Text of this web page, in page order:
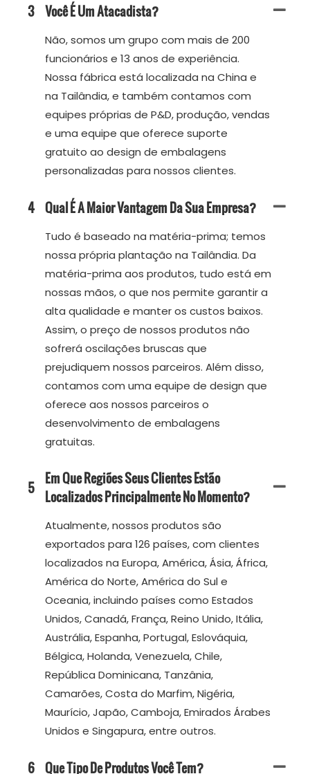
3 Você É Um Atacadista?
Não, somos um grupo com mais de 200
funcionários e 13 anos de experiência.
Nossa fábrica está localizada na China e
na Tailândia, e também contamos com
equipes próprias de P&D, produção, vendas
e uma equipe que oferece suporte
gratuito ao design de embalagens
personalizadas para nossos clientes.
4 Qual É A Maior Vantagem Da Sua Empresa?
Tudo é baseado na matéria-prima; temos
nossa própria plantação na Tailândia. Da
matéria-prima aos produtos, tudo está em
nossas mãos, o que nos permite garantir a
alta qualidade e manter os custos baixos.
Assim, o preço de nossos produtos não
sofrerá oscilações bruscas que
prejudiquem nossos parceiros. Além disso,
contamos com uma equipe de design que
oferece aos nossos parceiros o
desenvolvimento de embalagens
gratuitas.
5 Em Que Regiões Seus Clientes Estão
Localizados Principalmente No Momento?
Atualmente, nossos produtos são
exportados para 126 países, com clientes
localizados na Europa, América, Ásia, África,
América do Norte, América do Sul e
Oceania, incluindo países como Estados
Unidos, Canadá, França, Reino Unido, Itália,
Austrália, Espanha, Portugal, Eslováquia,
Bélgica, Holanda, Venezuela, Chile,
República Dominicana, Tanzânia,
Camarões, Costa do Marfim, Nigéria,
Maurício, Japão, Camboja, Emirados Árabes
Unidos e Singapura, entre outros.
6 Que Tipo De Produtos Você Tem?